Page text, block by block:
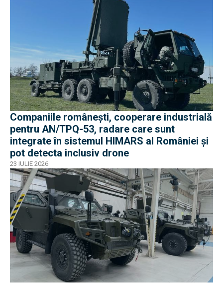
Companiile românești, cooperare industrială
pentru AN/TPQ-53, radare care sunt
integrate în sistemul HIMARS al României și
pot detecta inclusiv drone
23 IULIE 2026